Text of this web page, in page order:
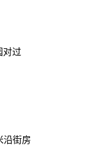
对过
沿街房